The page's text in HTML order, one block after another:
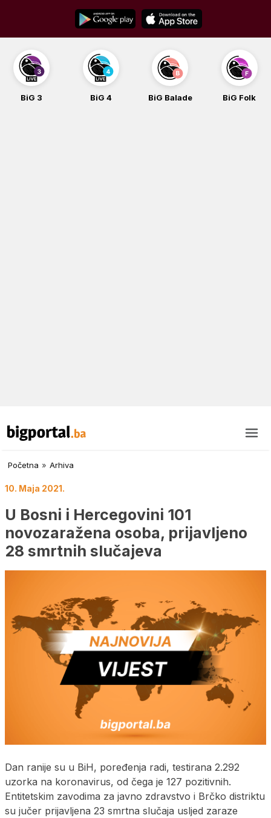
content
BiG 3 BiG 4 BiG Balade BiG Folk
Početna » Arhiva
10. Maja 2021.
U Bosni i Hercegovini 101
novozaražena osoba, prijavljeno
28 smrtnih slučajeva
Dan ranije su u BiH, poređenja radi, testirana 2.292
uzorka na koronavirus, od čega je 127 pozitivnih.
Entitetskim zavodima za javno zdravstvo i Brčko distriktu
su jučer prijavljena 23 smrtna slučaja usljed zaraze